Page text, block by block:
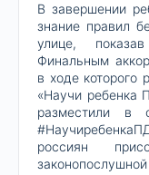
В завершении
знание правил
улице,
Финальным
в ходе которого
«Научи ребенка
разместили в
россиян